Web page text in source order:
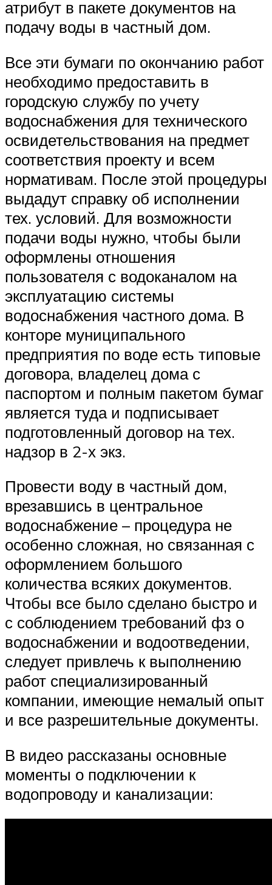
атрибут в пакете документов на
подачу воды в частный дом.
Все эти бумаги по окончанию работ
необходимо предоставить в
городскую службу по учету
водоснабжения для технического
освидетельствования на предмет
соответствия проекту и всем
нормативам. После этой процедуры
выдадут справку об исполнении
тех. условий. Для возможности
подачи воды нужно, чтобы были
оформлены отношения
пользователя с водоканалом на
эксплуатацию системы
водоснабжения частного дома. В
конторе муниципального
предприятия по воде есть типовые
договора, владелец дома с
паспортом и полным пакетом бумаг
является туда и подписывает
подготовленный договор на тех.
надзор в 2-х экз.
Провести воду в частный дом,
врезавшись в центральное
водоснабжение – процедура не
особенно сложная, но связанная с
оформлением большого
количества всяких документов.
Чтобы все было сделано быстро и
с соблюдением требований фз о
водоснабжении и водоотведении,
следует привлечь к выполнению
работ специализированный
компании, имеющие немалый опыт
и все разрешительные документы.
В видео рассказаны основные
моменты о подключении к
водопроводу и канализации: